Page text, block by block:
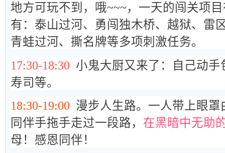
地方可玩不到，哦~~~，一天的闯关项
有：泰山过河、勇闯独木桥、越狱、雷
青蛙过河、撕名牌等多项刺激任务。
17:30-18:30 小鬼大厨又来了：自己动
寿司等。
18:30-19:00 漫步人生路。 一人带上眼罩
同伴手拖手走过一段路， 在黑暗中无助
母！感恩同伴！